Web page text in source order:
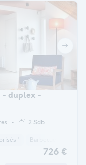
- duplex -
2 Sdb
* Barbecue
726 €